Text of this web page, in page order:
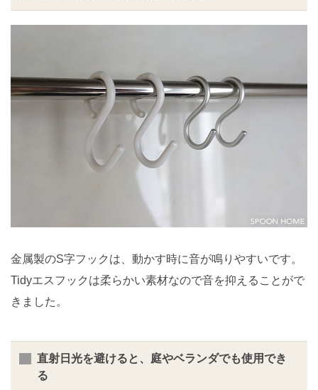
金属製のS字フックは、動かす時に音が鳴りやすいです。
Tidyエスフックは柔らかい素材なので音を抑えることがで
きました。
直射日光を避けると、庭やベランダでも使用でき
る